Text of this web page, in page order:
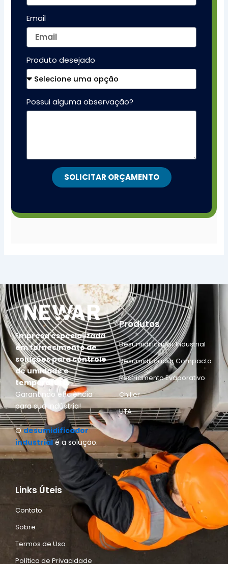
Email
Produto desejado
Possui alguma observação?
SOLICITAR ORÇAMENTO
Empresa especializada
em fornecimento de
soluções para controle
de umidade e
temperatura.
Garantindo eficiência
para sua indústria!
Odesumidificador
industrialé a solução.
Produtos
Desumidificador Industrial
Desumidificador Compacto
Resfriamento Evaporativo
Chiller
UTA
Links Úteis
Contato
Sobre
Termos de Uso
Política de Privacidade